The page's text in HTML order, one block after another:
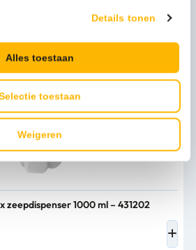
Details tonen
Alles toestaan
toestaan
Weigeren
zeepdispenser 1000 ml – 431202